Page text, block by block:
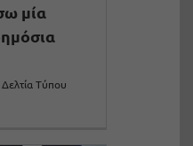
μία
Δελτία Τύπου